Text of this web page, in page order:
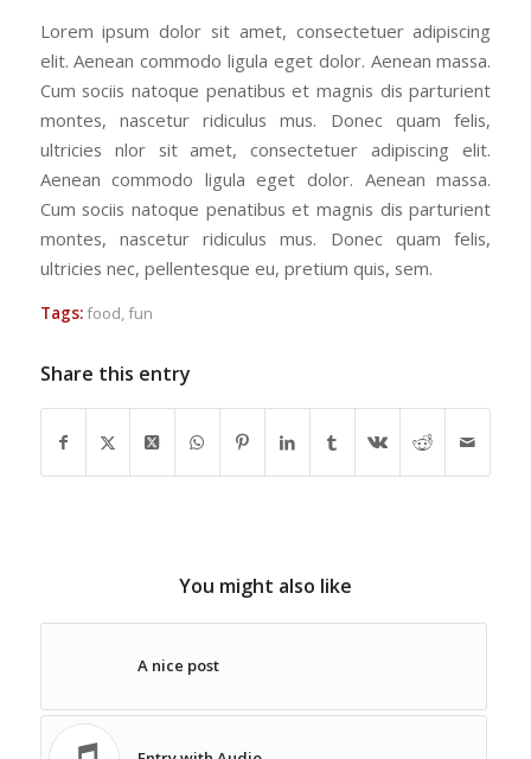
Lorem ipsum dolor sit amet, consectetuer adipiscing
elit. Aenean commodo ligula eget dolor. Aenean massa.
Cum sociis natoque penatibus et magnis dis parturient
montes, nascetur ridiculus mus. Donec quam felis,
ultricies nlor sit amet, consectetuer adipiscing elit.
Aenean commodo ligula eget dolor. Aenean massa.
Cum sociis natoque penatibus et magnis dis parturient
montes, nascetur ridiculus mus. Donec quam felis,
ultricies nec, pellentesque eu, pretium quis, sem.
Tags:food,fun
Share this entry
You might also like
A nice post